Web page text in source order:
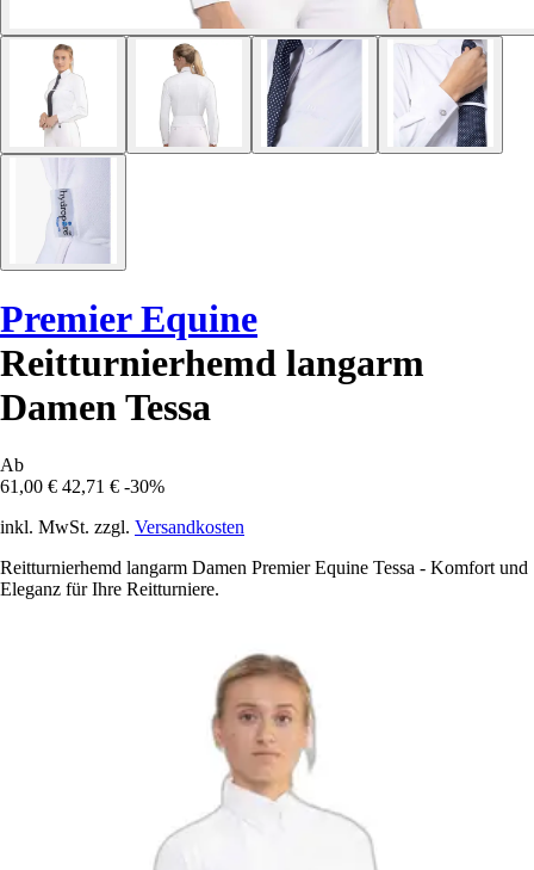
Premier Equine
Reitturnierhemd langarm
Damen Tessa
Ab
61,00 € 42,71 € -30%
inkl. MwSt. zzgl. Versandkosten
Reitturnierhemd langarm Damen Premier Equine Tessa - Komfort und
Eleganz für Ihre Reitturniere.